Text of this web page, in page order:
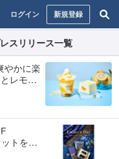
ログイン 新規登録
スリリース一覧
やかに楽
レモン
トを発